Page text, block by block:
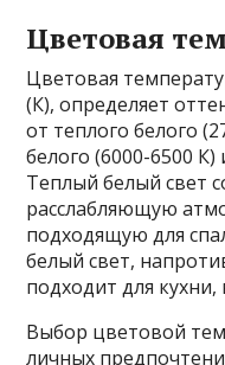
Цветовая
Цветовая
(К), определяет
от теплого белого
белого (6000-6500
Теплый белый свет
расслабляющую
подходящую для
белый свет,
подходит для
Выбор цветовой
личных